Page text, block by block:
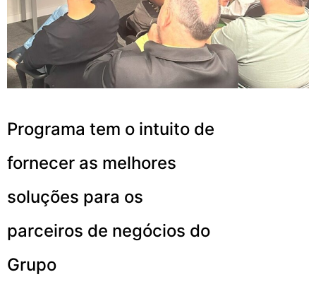
Programa tem o intuito de
fornecer as melhores
soluções para os
parceiros de negócios do
Grupo